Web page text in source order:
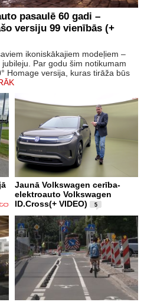
pasaulē 60 gadi –
versiju 99 vienībās (+
ikoniskākajiem modeļiem –
Par godu šim notikumam
Homage versija, kuras tirāža būs
Jaunā Volkswagen cerība-
elektroauto Volkswagen
ID.Cross(+ VIDEO)
5